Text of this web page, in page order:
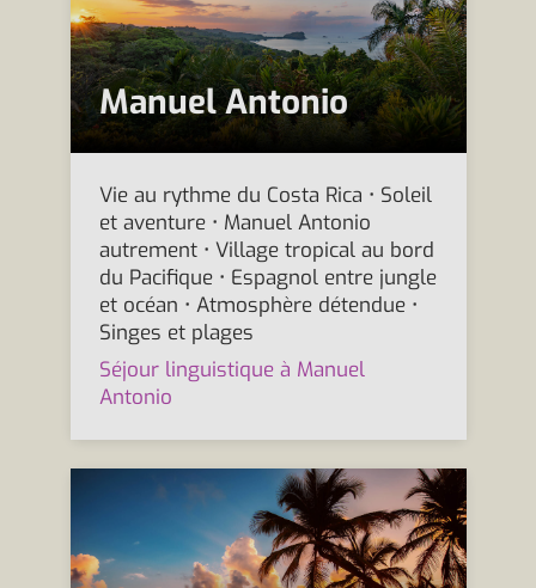
Manuel Antonio
Vie au rythme du Costa Rica • Soleil
et aventure • Manuel Antonio
autrement • Village tropical au bord
du Pacifique • Espagnol entre jungle
et océan • Atmosphère détendue •
Singes et plages
Séjour linguistique à Manuel
Antonio